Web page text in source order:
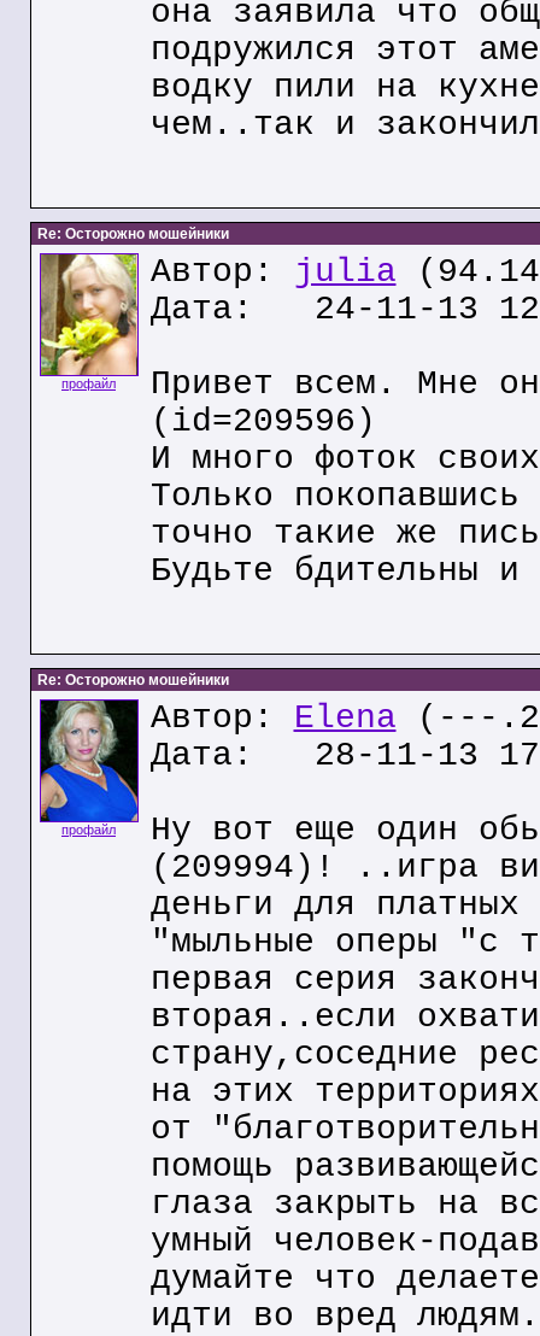
она заявила что
подружился этот
водку пили на
чем..так и
Re: Осторожно мошейники
профайл
Автор: julia
Дата: 24-11-13
Привет всем. Мне
(id=209596)
И много фоток
Только
точно такие же
Будьте бдительны и
Re: Осторожно мошейники
профайл
Автор: Elena (---
Дата: 28-11-13
Ну вот еще один
(209994)! ..игра
деньги для
"мыльные оперы "с
первая серия
вторая..если
страну,соседние
на этих
от
помощь
глаза закрыть на
умный человек-
думайте что
идти во вред